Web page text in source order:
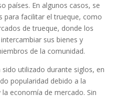
países. En algunos casos, se
para facilitar el trueque, como
de trueque, donde los
sus bienes y
de la comunidad.
utilizado durante siglos, en
popularidad debido a la
economía de mercado. Sin